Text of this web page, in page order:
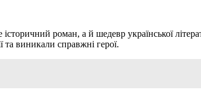
роман, а й шедевр української
та виникали справжні герої.